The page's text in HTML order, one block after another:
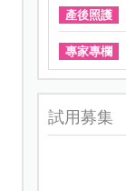
產後照護
專家專欄
試用募集